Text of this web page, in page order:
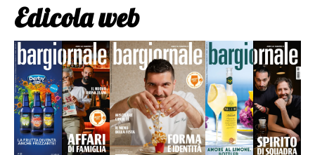
Edicola web